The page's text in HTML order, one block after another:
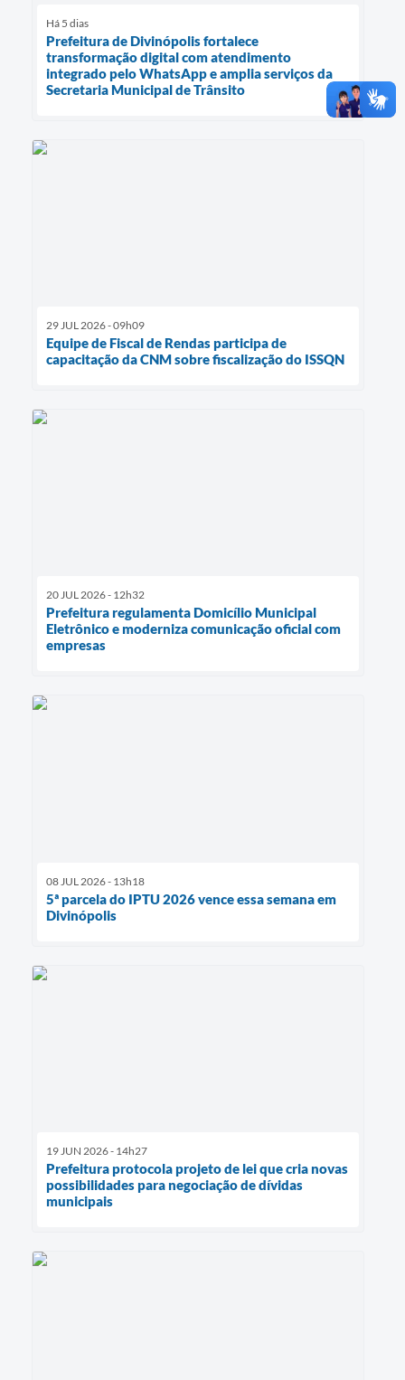
Há 5 dias
Prefeitura de Divinópolis fortalece
transformação digital com atendimento
integrado pelo WhatsApp e amplia serviços da
Secretaria Municipal de Trânsito
29 JUL 2026 - 09h09
Equipe de Fiscal de Rendas participa de
capacitação da CNM sobre fiscalização do ISSQN
20 JUL 2026 - 12h32
Prefeitura regulamenta Domicílio Municipal
Eletrônico e moderniza comunicação oficial com
empresas
08 JUL 2026 - 13h18
5ª parcela do IPTU 2026 vence essa semana em
Divinópolis
19 JUN 2026 - 14h27
Prefeitura protocola projeto de lei que cria novas
possibilidades para negociação de dívidas
municipais